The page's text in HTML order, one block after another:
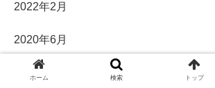
2022年2月
2020年6月
2019年10月
ホーム 検索 トップ